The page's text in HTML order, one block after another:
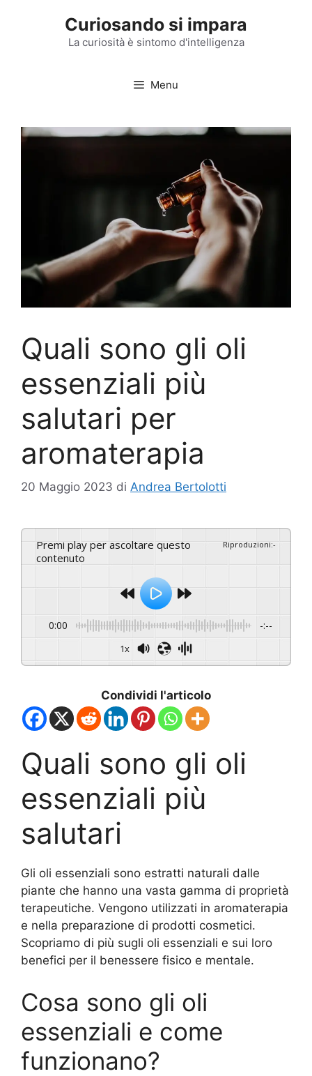
Curiosando si impara
La curiosità è sintomo d'intelligenza
Menu
Quali sono gli oli
essenziali più
salutari per
aromaterapia
20 Maggio 2023 di Andrea Bertolotti
Premi play per ascoltare questo
contenuto
Riproduzioni:-
0:00 -:--
1x
Condividi l'articolo
Quali sono gli oli
essenziali più
salutari
Gli oli essenziali sono estratti naturali dalle
piante che hanno una vasta gamma di proprietà
terapeutiche. Vengono utilizzati in aromaterapia
e nella preparazione di prodotti cosmetici.
Scopriamo di più sugli oli essenziali e sui loro
benefici per il benessere fisico e mentale.
Cosa sono gli oli
essenziali e come
funzionano?